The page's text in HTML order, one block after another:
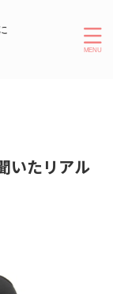
いたリアル